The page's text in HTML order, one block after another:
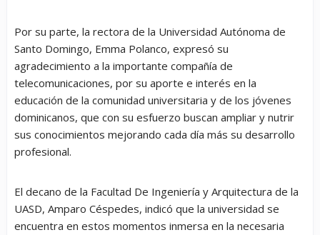
Por su parte, la rectora de la Universidad Autónoma de
Santo Domingo, Emma Polanco, expresó su
agradecimiento a la importante compañía de
telecomunicaciones, por su aporte e interés en la
educación de la comunidad universitaria y de los jóvenes
dominicanos, que con su esfuerzo buscan ampliar y nutrir
sus conocimientos mejorando cada día más su desarrollo
profesional.
El decano de la Facultad De Ingeniería y Arquitectura de la
UASD, Amparo Céspedes, indicó que la universidad se
encuentra en estos momentos inmersa en la necesaria